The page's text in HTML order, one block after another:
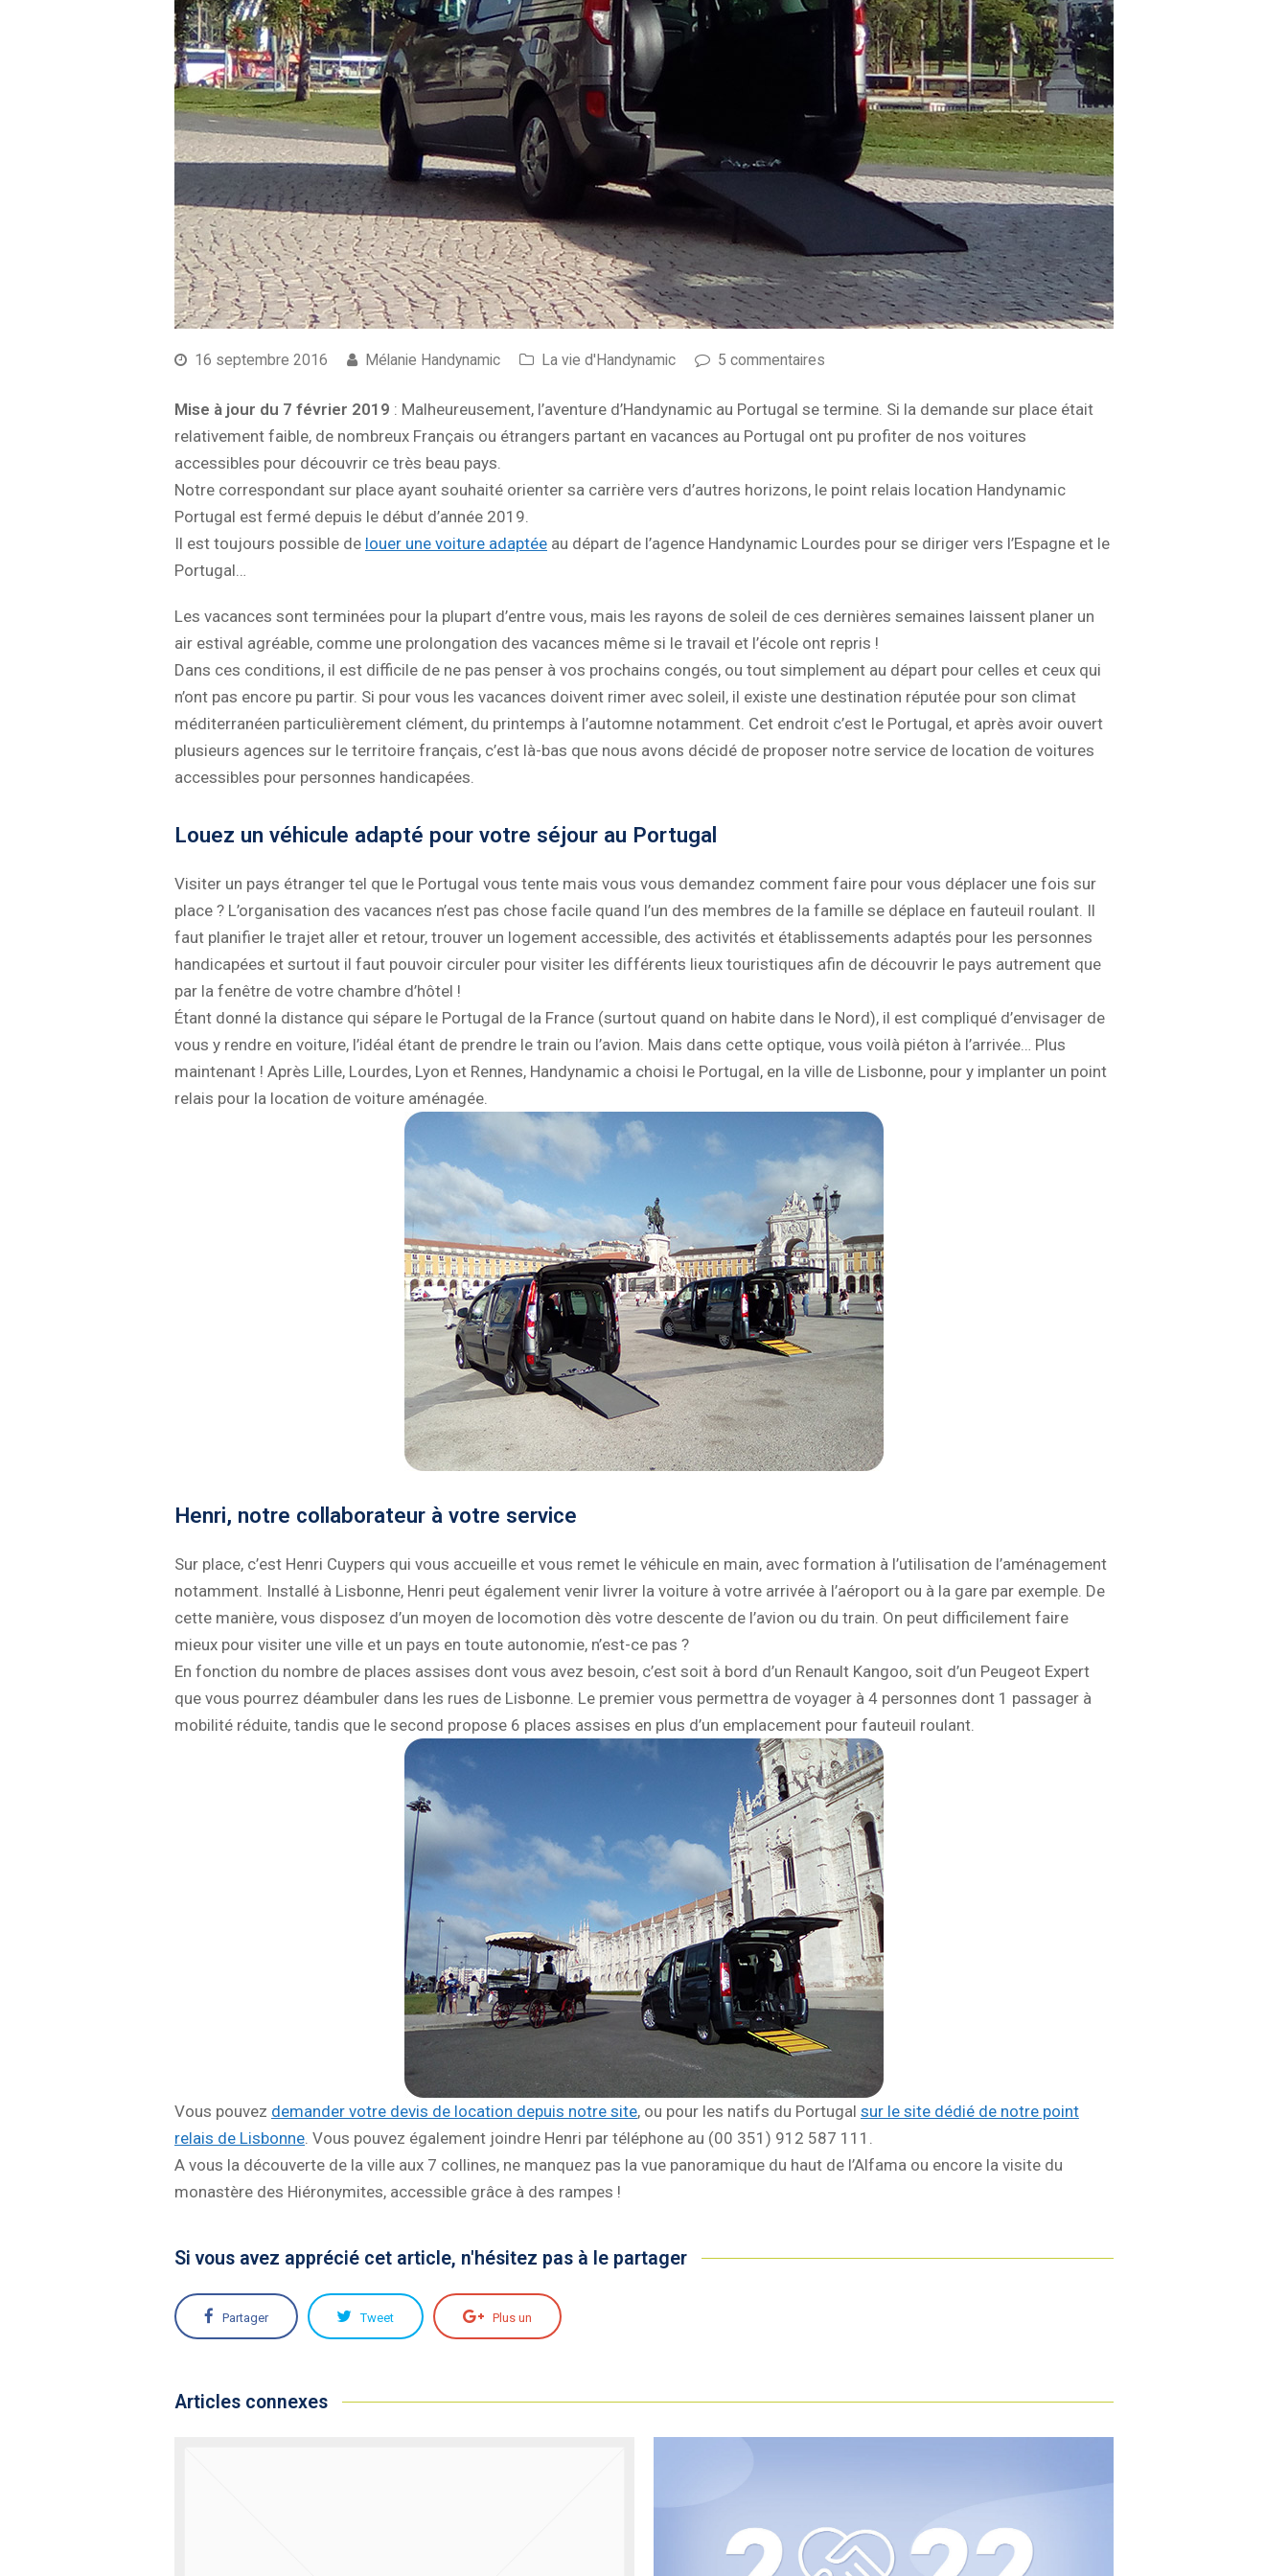
16 septembre 2016 Mélanie Handynamic La vie d'Handynamic 5 commentaires
Mise à jour du 7 février 2019 : Malheureusement, l’aventure d’Handynamic au Portugal se termine. Si la demande sur place était
relativement faible, de nombreux Français ou étrangers partant en vacances au Portugal ont pu profiter de nos voitures
accessibles pour découvrir ce très beau pays.
Notre correspondant sur place ayant souhaité orienter sa carrière vers d’autres horizons, le point relais location Handynamic
Portugal est fermé depuis le début d’année 2019.
Il est toujours possible de louer une voiture adaptée au départ de l’agence Handynamic Lourdes pour se diriger vers l’Espagne et le
Portugal…
Les vacances sont terminées pour la plupart d’entre vous, mais les rayons de soleil de ces dernières semaines laissent planer un
air estival agréable, comme une prolongation des vacances même si le travail et l’école ont repris !
Dans ces conditions, il est difficile de ne pas penser à vos prochains congés, ou tout simplement au départ pour celles et ceux qui
n’ont pas encore pu partir. Si pour vous les vacances doivent rimer avec soleil, il existe une destination réputée pour son climat
méditerranéen particulièrement clément, du printemps à l’automne notamment. Cet endroit c’est le Portugal, et après avoir ouvert
plusieurs agences sur le territoire français, c’est là-bas que nous avons décidé de proposer notre service de location de voitures
accessibles pour personnes handicapées.
Louez un véhicule adapté pour votre séjour au Portugal
Visiter un pays étranger tel que le Portugal vous tente mais vous vous demandez comment faire pour vous déplacer une fois sur
place ? L’organisation des vacances n’est pas chose facile quand l’un des membres de la famille se déplace en fauteuil roulant. Il
faut planifier le trajet aller et retour, trouver un logement accessible, des activités et établissements adaptés pour les personnes
handicapées et surtout il faut pouvoir circuler pour visiter les différents lieux touristiques afin de découvrir le pays autrement que
par la fenêtre de votre chambre d’hôtel !
Étant donné la distance qui sépare le Portugal de la France (surtout quand on habite dans le Nord), il est compliqué d’envisager de
vous y rendre en voiture, l’idéal étant de prendre le train ou l’avion. Mais dans cette optique, vous voilà piéton à l’arrivée… Plus
maintenant ! Après Lille, Lourdes, Lyon et Rennes, Handynamic a choisi le Portugal, en la ville de Lisbonne, pour y implanter un point
relais pour la location de voiture aménagée.
Henri, notre collaborateur à votre service
Sur place, c’est Henri Cuypers qui vous accueille et vous remet le véhicule en main, avec formation à l’utilisation de l’aménagement
notamment. Installé à Lisbonne, Henri peut également venir livrer la voiture à votre arrivée à l’aéroport ou à la gare par exemple. De
cette manière, vous disposez d’un moyen de locomotion dès votre descente de l’avion ou du train. On peut difficilement faire
mieux pour visiter une ville et un pays en toute autonomie, n’est-ce pas ?
En fonction du nombre de places assises dont vous avez besoin, c’est soit à bord d’un Renault Kangoo, soit d’un Peugeot Expert
que vous pourrez déambuler dans les rues de Lisbonne. Le premier vous permettra de voyager à 4 personnes dont 1 passager à
mobilité réduite, tandis que le second propose 6 places assises en plus d’un emplacement pour fauteuil roulant.
Vous pouvez demander votre devis de location depuis notre site, ou pour les natifs du Portugal sur le site dédié de notre point
relais de Lisbonne. Vous pouvez également joindre Henri par téléphone au (00 351) 912 587 111.
A vous la découverte de la ville aux 7 collines, ne manquez pas la vue panoramique du haut de l’Alfama ou encore la visite du
monastère des Hiéronymites, accessible grâce à des rampes !
Si vous avez apprécié cet article, n'hésitez pas à le partager
Partager Tweet Plus un
Articles connexes